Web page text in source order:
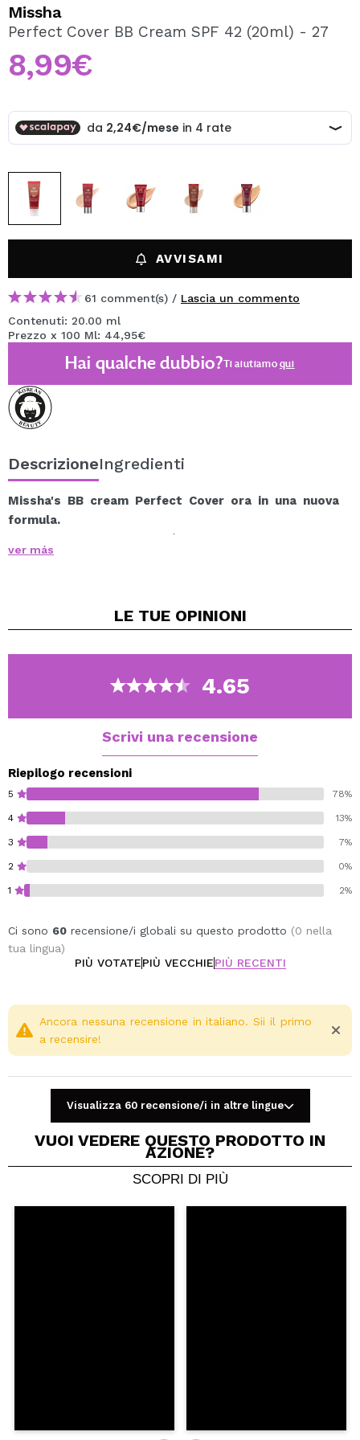
Creando un account su Maquibeauty.it potrai fare i tuoi
acquisti velocemente, controllare lo stato dei tuoi ordini e
consultare le tue operazioni precedenti.
CREARE UN ACCOUNT
Missha
Perfect Cover BB Cream SPF 42 (20ml) - 27
8,99€
AVVISAMI
61 comment(s) / Lascia un commento
Contenuti: 20.00 ml
Prezzo x 100 Ml: 44,95€
Hai qualche dubbio?Ti aiutiamoqui
DescrizioneIngredienti
Missha's BB cream Perfect Cover ora in una nuova
formula.
Questa BB Cream 3 in 1 è una crema per il trucco
multifunzionale che contiene protezione solare SPF42
Contiene estratti di rosmarino e camomilla che hanno
capacità rigenerativa della pelle (estratto da gemme di
faggio), e ceramidi e acido ialuronico che idratano in
qualsiasi imperfezione grazie alla sua eccellente
La sua applicazione idratante con la sua texture
acquosa raggiunge un risultato setoso mentre idrata e
nutre la pelle.
ver más
LE TUE OPINIONI
4.65
Scrivi una recensione
Riepilogo recensioni
5 78%
4 13%
3 7%
2 0%
1 2%
Ci sono 60 recensione/i globali su questo prodotto (0 nella
tua lingua)
PIÙ VOTATEPIÙ VECCHIEPIÙ RECENTI
Condividi un video o una foto
Il tuo video potrebbe essere il primo. Immaginalo...
Ancora nessuna recensione in italiano. Sii il primo
a recensire!
Visualizza 60 recensione/i in altre lingue
VUOI VEDERE QUESTO PRODOTTO IN
AZIONE?
SCOPRI DI PIÙ